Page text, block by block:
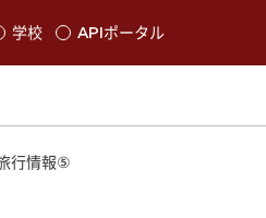
学校 APIポータル
行情報⑤